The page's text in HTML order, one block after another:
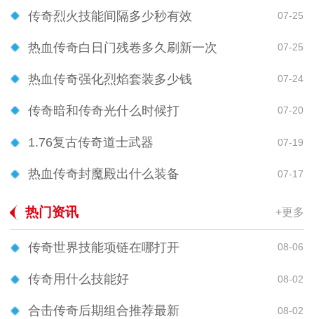
传奇烈火技能间隔多少秒有效 07-25
热血传奇白日门残卷多久刷新一次 07-25
热血传奇强化烈焰套装多少钱 07-24
传奇暗和传奇光什么时候打 07-20
1.76复古传奇道士武器 07-19
热血传奇封魔殿出什么装备 07-17
热门资讯 +更多
传奇世界技能项链在哪打开 08-06
传奇用什么技能好 08-02
合击传奇后期组合推荐最新 08-02